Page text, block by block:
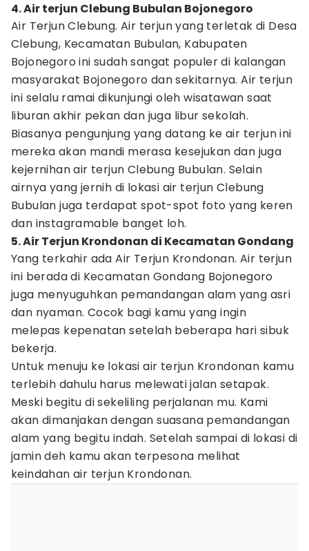
4. Air terjun Clebung Bubulan Bojonegoro
Air Terjun Clebung. Air terjun yang terletak di Desa
Clebung, Kecamatan Bubulan, Kabupaten
Bojonegoro ini sudah sangat populer di kalangan
masyarakat Bojonegoro dan sekitarnya. Air terjun
ini selalu ramai dikunjungi oleh wisatawan saat
liburan akhir pekan dan juga libur sekolah.
Biasanya pengunjung yang datang ke air terjun ini
mereka akan mandi merasa kesejukan dan juga
kejernihan air terjun Clebung Bubulan. Selain
airnya yang jernih di lokasi air terjun Clebung
Bubulan juga terdapat spot-spot foto yang keren
dan instagramable banget loh.
5. Air Terjun Krondonan di Kecamatan Gondang
Yang terkahir ada Air Terjun Krondonan. Air terjun
ini berada di Kecamatan Gondang Bojonegoro
juga menyuguhkan pemandangan alam yang asri
dan nyaman. Cocok bagi kamu yang ingin
melepas kepenatan setelah beberapa hari sibuk
bekerja.
Untuk menuju ke lokasi air terjun Krondonan kamu
terlebih dahulu harus melewati jalan setapak.
Meski begitu di sekeliling perjalanan mu. Kami
akan dimanjakan dengan suasana pemandangan
alam yang begitu indah. Setelah sampai di lokasi di
jamin deh kamu akan terpesona melihat
keindahan air terjun Krondonan.